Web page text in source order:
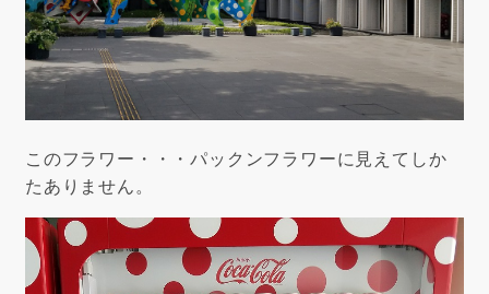
このフラワー・・・パックンフラワーに見えてしか
たありません。